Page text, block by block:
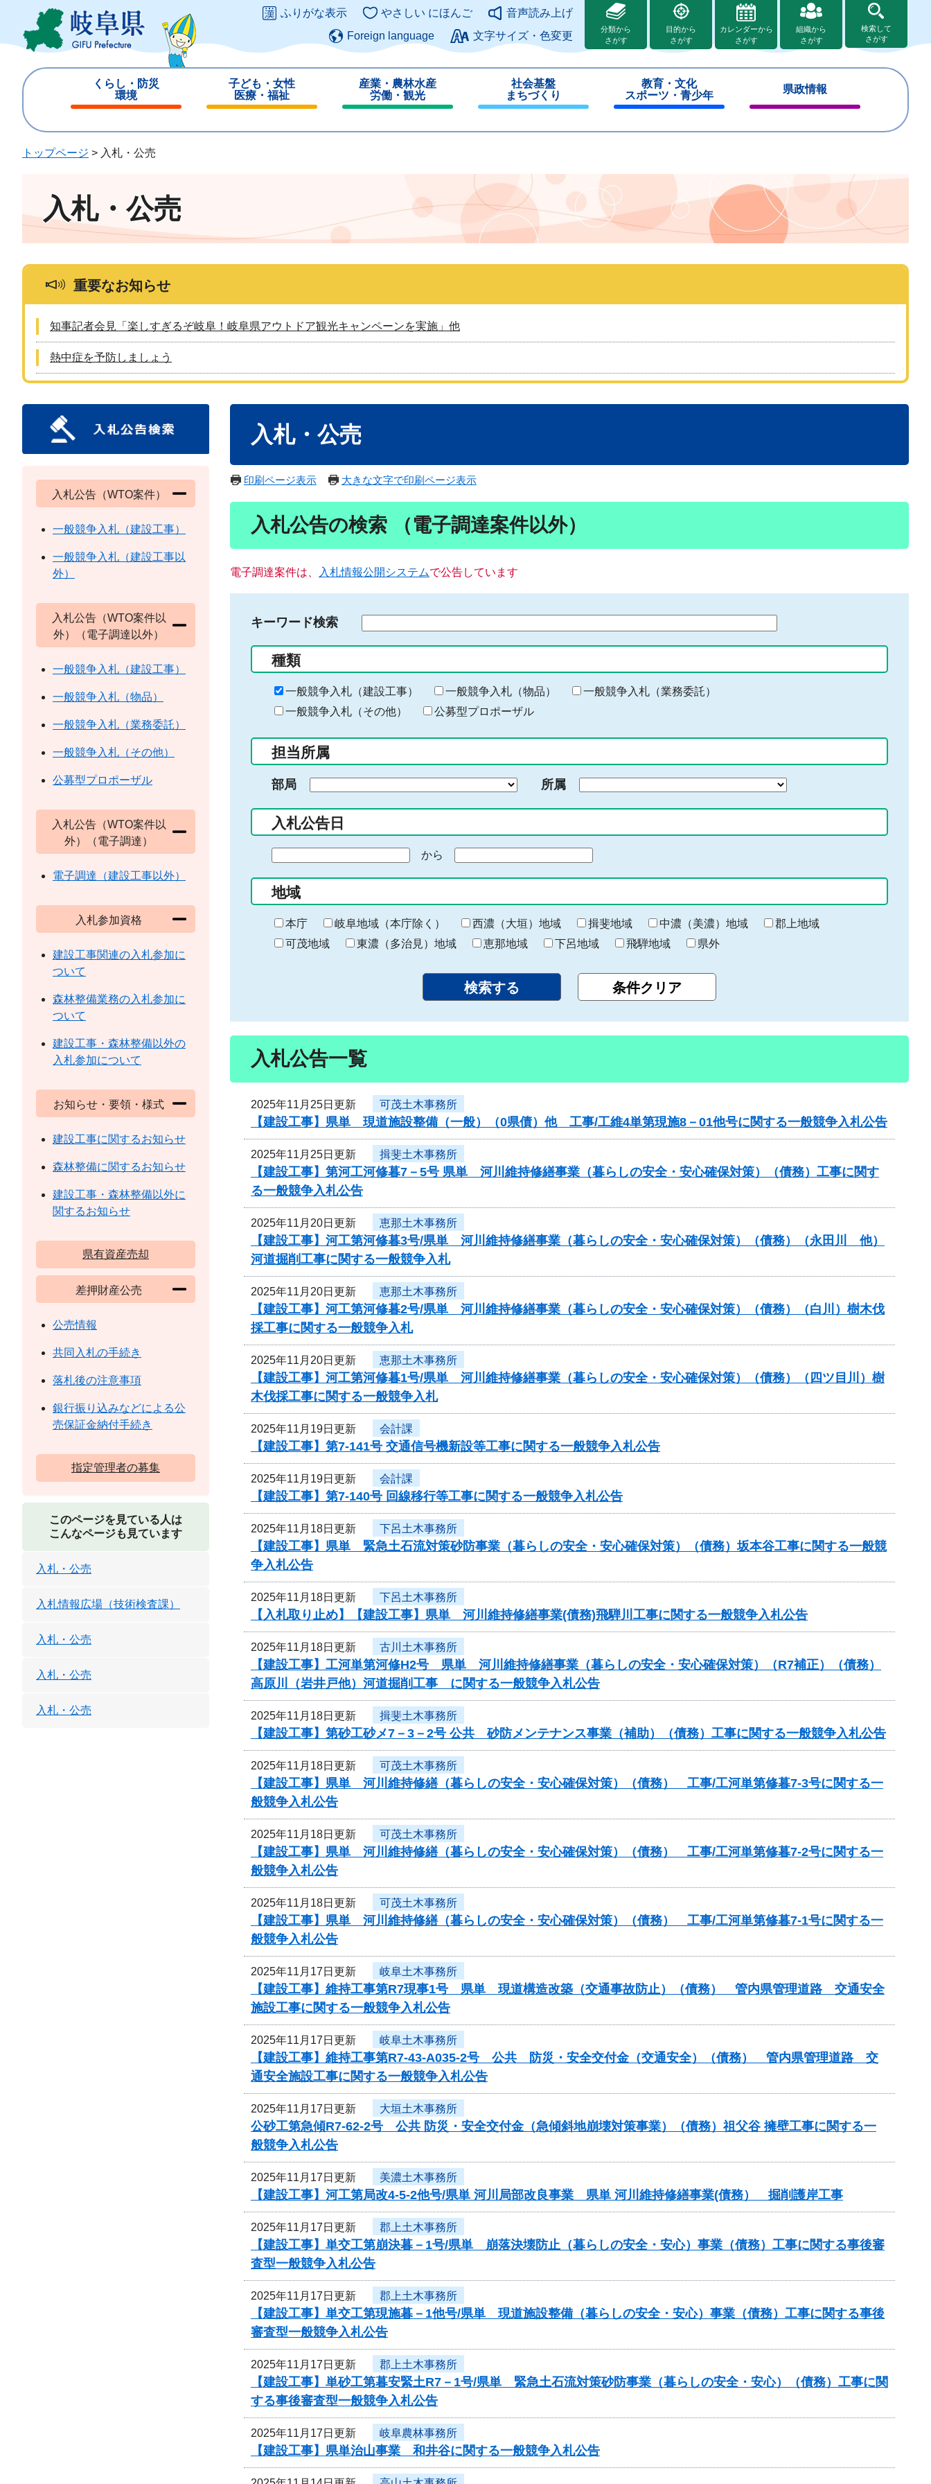
ジ
ュ
このページの本文へ
ふりがな表示 やさしい にほんご
音声読み上げ
Foreign language
文字サイズ・色変更
分類から
さがす
目的から
さがす
カレンダーから
さがす
組織から
さがす
検索して
さがす
くらし・防災
環境
じ
子ども・女性
医療・福祉
じ
産業・農林水産
労働・観光
じ
社会基盤
まちづくり
じ
教育・文化
スポーツ・青少年
じ
県政情報
じ
トップページ > 入札・公売
入札・公売
重要なお知らせ
知事記者会見「楽しすぎるぞ岐阜！岐阜県アウトドア観光キャンペーンを実施」他
熱中症を予防しましょう
入札・公売
印刷ページ表示 大きな文字で印刷ページ表示
入札公告の検索 （電子調達案件以外）
電子調達案件は、 入札情報公開システムで公告しています
キーワード検索
る
キ
ー
ー
入
力
種類
一般競争入札（建設工事） 一般競争入札（物品）
一般競争入札（業務委託）
一般競争入札（その他）
公募型プロポーザル
担当所属
部局 所属
入札公告日
の
始
ま
り
から
終
わ
り
地域
本庁 岐阜地域（本庁除く） 西濃（大垣）地域 揖斐地域 中濃（美濃）地域
郡上地域
可茂地域
東濃（多治見）地域 恵那地域 下呂地域 飛騨地域 県外
入札公告一覧
2025年11月25日更新 可茂土木事務所
【建設工事】県単 現道施設整備（一般）（0県債）他 工事/工維4単第現施8－01他号に関する一般競争入札公告
2025年11月25日更新 揖斐土木事務所
【建設工事】第河工河修暮7－5号 県単 河川維持修繕事業（暮らしの安全・安心確保対策）（債務）工事に関す
る一般競争入札公告
2025年11月20日更新 恵那土木事務所
【建設工事】河工第河修暮3号/県単 河川維持修繕事業（暮らしの安全・安心確保対策）（債務）（永田川 他）
河道掘削工事に関する一般競争入札
2025年11月20日更新 恵那土木事務所
【建設工事】河工第河修暮2号/県単 河川維持修繕事業（暮らしの安全・安心確保対策）（債務）（白川）樹木伐
採工事に関する一般競争入札
2025年11月20日更新 恵那土木事務所
【建設工事】河工第河修暮1号/県単 河川維持修繕事業（暮らしの安全・安心確保対策）（債務）（四ツ目川）樹
木伐採工事に関する一般競争入札
2025年11月19日更新 会計課
【建設工事】第7-141号 交通信号機新設等工事に関する一般競争入札公告
2025年11月19日更新 会計課
【建設工事】第7-140号 回線移行等工事に関する一般競争入札公告
2025年11月18日更新 下呂土木事務所
【建設工事】県単 緊急土石流対策砂防事業（暮らしの安全・安心確保対策）（債務）坂本谷工事に関する一般競
争入札公告
2025年11月18日更新 下呂土木事務所
【入札取り止め】【建設工事】県単 河川維持修繕事業(債務)飛騨川工事に関する一般競争入札公告
2025年11月18日更新 古川土木事務所
【建設工事】工河単第河修H2号 県単 河川維持修繕事業（暮らしの安全・安心確保対策）（R7補正）（債務）
高原川（岩井戸他）河道掘削工事 に関する一般競争入札公告
2025年11月18日更新 揖斐土木事務所
【建設工事】第砂工砂メ7－3－2号 公共 砂防メンテナンス事業（補助）（債務）工事に関する一般競争入札公告
2025年11月18日更新 可茂土木事務所
【建設工事】県単 河川維持修繕（暮らしの安全・安心確保対策）（債務） 工事/工河単第修暮7-3号に関する一
般競争入札公告
2025年11月18日更新 可茂土木事務所
【建設工事】県単 河川維持修繕（暮らしの安全・安心確保対策）（債務） 工事/工河単第修暮7-2号に関する一
般競争入札公告
2025年11月18日更新 可茂土木事務所
【建設工事】県単 河川維持修繕（暮らしの安全・安心確保対策）（債務） 工事/工河単第修暮7-1号に関する一
般競争入札公告
2025年11月17日更新 岐阜土木事務所
【建設工事】維持工事第R7現事1号 県単 現道構造改築（交通事故防止）（債務） 管内県管理道路 交通安全
施設工事に関する一般競争入札公告
2025年11月17日更新 岐阜土木事務所
【建設工事】維持工事第R7-43-A035-2号 公共 防災・安全交付金（交通安全）（債務） 管内県管理道路 交
通安全施設工事に関する一般競争入札公告
2025年11月17日更新 大垣土木事務所
公砂工第急傾R7-62-2号 公共 防災・安全交付金（急傾斜地崩壊対策事業）（債務）祖父谷 擁壁工事に関する一
般競争入札公告
2025年11月17日更新 美濃土木事務所
【建設工事】河工第局改4-5-2他号/県単 河川局部改良事業 県単 河川維持修繕事業(債務） 掘削護岸工事
2025年11月17日更新 郡上土木事務所
【建設工事】単交工第崩決暮－1号/県単 崩落決壊防止（暮らしの安全・安心）事業（債務）工事に関する事後審
査型一般競争入札公告
2025年11月17日更新 郡上土木事務所
【建設工事】単交工第現施暮－1他号/県単 現道施設整備（暮らしの安全・安心）事業（債務）工事に関する事後
審査型一般競争入札公告
2025年11月17日更新 郡上土木事務所
【建設工事】単砂工第暮安緊土R7－1号/県単 緊急土石流対策砂防事業（暮らしの安全・安心）（債務）工事に関
する事後審査型一般競争入札公告
2025年11月17日更新 岐阜農林事務所
【建設工事】県単治山事業 和井谷に関する一般競争入札公告
入札公告（WTO案件）
一般競争入札（建設工事）
一般競争入札（建設工事以
外）
入札公告（WTO案件以
外）（電子調達以外）
一般競争入札（建設工事）
一般競争入札（物品）
一般競争入札（業務委託）
一般競争入札（その他）
公募型プロポーザル
入札公告（WTO案件以
外）（電子調達）
電子調達（建設工事以外）
入札参加資格
建設工事関連の入札参加に
ついて
森林整備業務の入札参加に
ついて
建設工事・森林整備以外の
入札参加について
お知らせ・要領・様式
建設工事に関するお知らせ
森林整備に関するお知らせ
建設工事・森林整備以外に
関するお知らせ
県有資産売却
差押財産公売
公売情報
共同入札の手続き
落札後の注意事項
銀行振り込みなどによる公
売保証金納付手続き
指定管理者の募集
このページを見ている人は
こんなページも見ています
入札・公売
入札情報広場（技術検査課）
入札・公売
入札・公売
入札・公売